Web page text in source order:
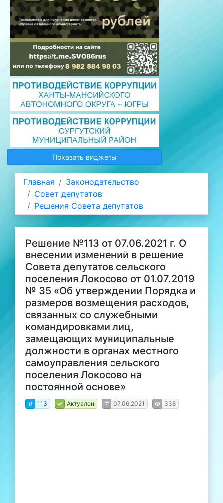
Показать виджеты
Главная
Законодательство
Совет депутатов
Решения Совета депутатов
Решение №113 от 07.06.2021 г. О
внесении изменений в решение
Совета депутатов сельского
поселения Локосово от 01.07.2019
№ 35 «Об утверждении Порядка и
размеров возмещения расходов,
связанных со служебными
командировками лиц,
замещающих муниципальные
должности в органах местного
самоуправления сельского
поселения Локосово на
постоянной основе»
113 Актуален 07.06.2021 338